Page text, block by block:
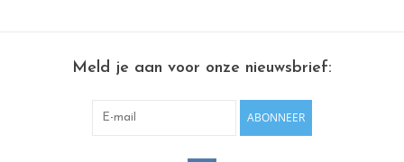
moeiteloos samenbrengt.
Design, productie, controle en verpakking gebeuren lokaal en met
Meld je aan voor onze nieuwsbrief:
ABONNEER